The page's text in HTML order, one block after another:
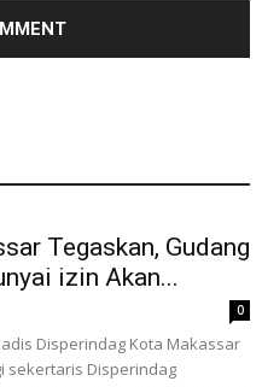
Tegaskan, Gudang
izin Akan...
0
Disperindag Kota Makassar
sekertaris Disperindag